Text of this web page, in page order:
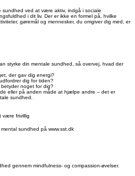
sundhed ved at være aktiv, indgå i sociale
i dit liv. Der er ikke en formel på, hvilke
gøremål og mennesker, du omgiver dig med, er
styrke din mentale sundhed, så overvej, hvad der
der gav dig energi?
dig for tiden?
noget for dig?
eller på anden måde at hjælpe andre – det er
sundhed.
være frivillig
sundhed på www.sst.dk
gennem mindfulness- og compassion-øvelser.